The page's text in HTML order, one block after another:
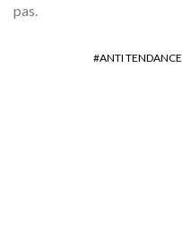
pas.
ANTI TENDANCE